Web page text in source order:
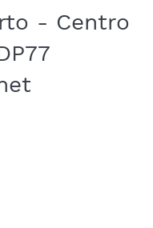
- Centro